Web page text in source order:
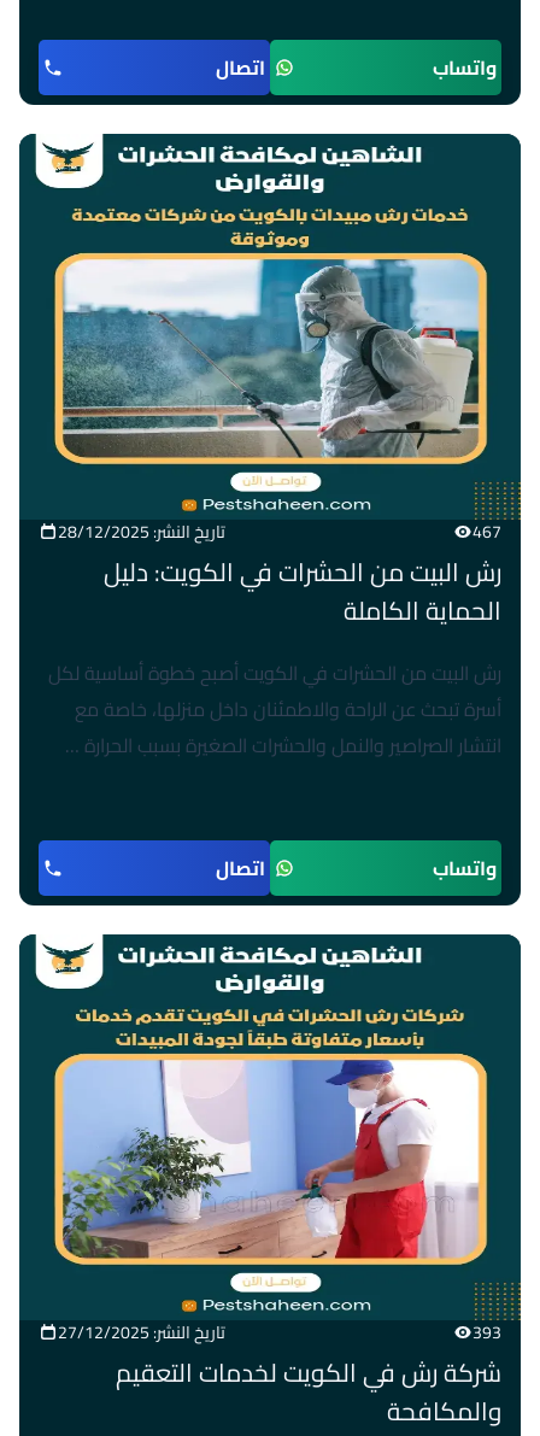
واتساب اتصال
467 تاريخ النشر: 28/12/2025
رش البيت من الحشرات في الكويت: دليل
الحماية الكاملة
رش البيت من الحشرات في الكويت أصبح خطوة أساسية لكل
أسرة تبحث عن الراحة والاطمئنان داخل منزلها، خاصة مع
انتشار الصراصير والنمل والحشرات الصغيرة بسبب الحرارة …
واتساب اتصال
393 تاريخ النشر: 27/12/2025
شركة رش في الكويت لخدمات التعقيم
والمكافحة